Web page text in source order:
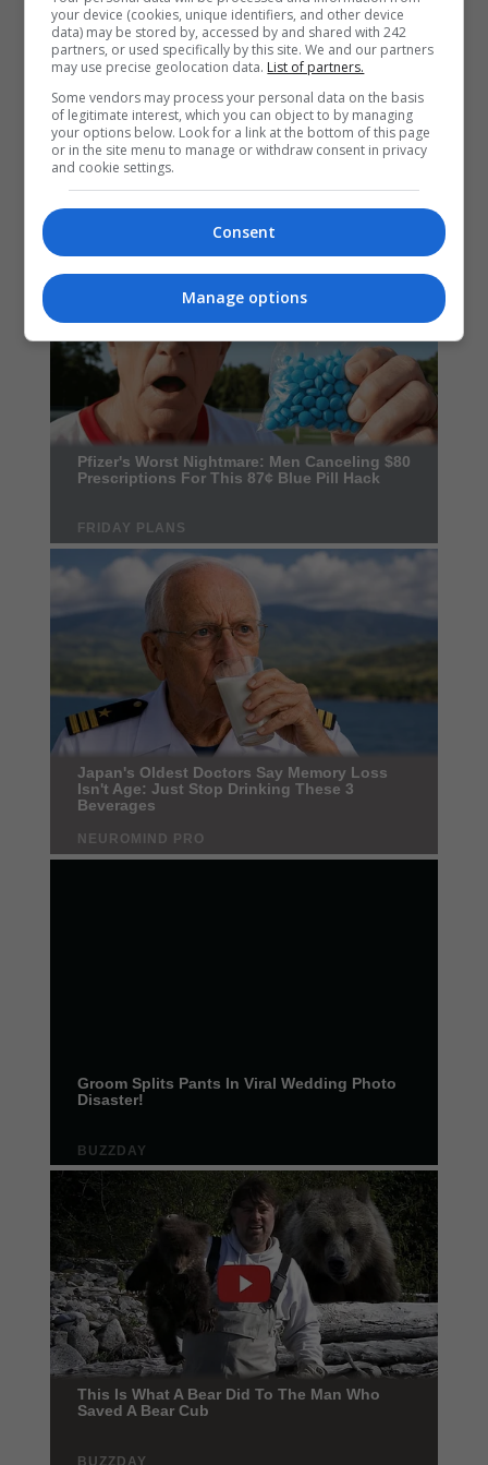
your device (cookies, unique identifiers, and other device
data) may be stored by, accessed by and shared with 242
partners, or used specifically by this site. We and our partners
may use precise geolocation data. List of partners.
Some vendors may process your personal data on the basis
of legitimate interest, which you can object to by managing
your options below. Look for a link at the bottom of this page
or in the site menu to manage or withdraw consent in privacy
and cookie settings.
Consent
Manage options